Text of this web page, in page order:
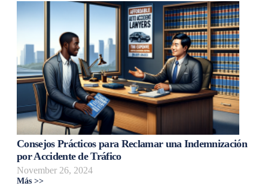
Consejos Prácticos para Reclamar una Indemnización
por Accidente de Tráfico
November 26, 2024
Más >>